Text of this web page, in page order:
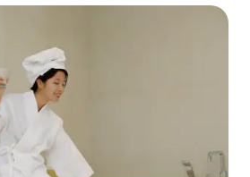
pour séjours consécutifs